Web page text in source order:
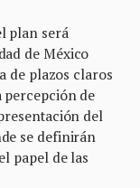
plan será
de México
de plazos claros
de
del
se definirán
papel de las